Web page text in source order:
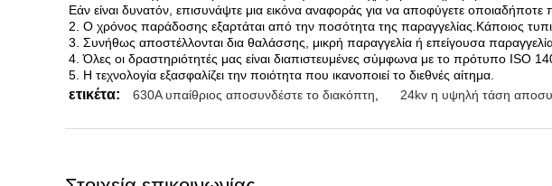
Εάν είναι δυνατόν, επισυνάψτε μια εικόνα αναφοράς για να αποφύγετε
2. Ο χρόνος παράδοσης εξαρτάται από την ποσότητα της παραγγελίας.Κάποιος
3. Συνήθως αποστέλλονται δια θαλάσσης, μικρή παραγγελία ή επείγουσα
4. Όλες οι δραστηριότητές μας είναι διαπιστευμένες σύμφωνα με το πρότυπο ISO
5. Η τεχνολογία εξασφαλίζει την ποιότητα που ικανοποιεί το διεθνές αίτημα.
ετικέτα: 630A υπαίθριος αποσυνδέστε το διακόπτη 24kv η υψηλή τάση